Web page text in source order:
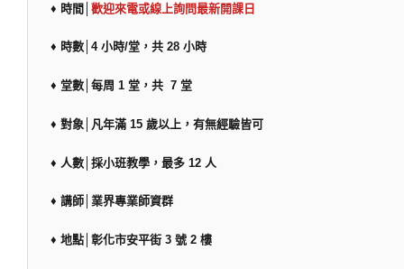
♦ 時間│ 歡迎來電或線上詢問最新開課日
♦ 時數│4 小時/堂，共 28 小時
♦ 堂數│每周 1 堂，共 7 堂
♦ 對象│凡年滿 15 歲以上，有無經驗皆可
♦ 人數│採小班教學，最多 12 人
♦ 講師│業界專業師資群
♦ 地點│彰化市安平街 3 號 2 樓